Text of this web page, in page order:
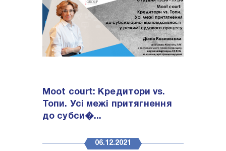
Moot court: Кредитори vs.
Топи. Усі межі притягнення
до субси�...
06.12.2021